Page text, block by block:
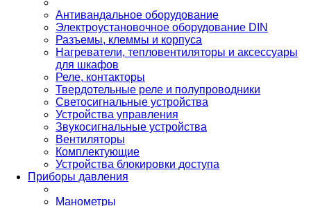
Антивандальное оборудование
Электроустановочное оборудование DIN
Разъемы, клеммы и корпуса
Нагреватели, тепловентиляторы и аксессуары
для шкафов
Реле, контакторы
Твердотельные реле и полупроводники
Светосигнальные устройства
Устройства управления
Звукосигнальные устройства
Вентиляторы
Комплектующие
Устройства блокировки доступа
Приборы давления
Манометры